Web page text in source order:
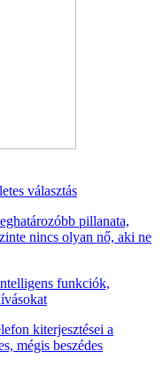
választás
pillanata,
nincs olyan nő, aki ne
funkciók,
kiterjesztései a
mégis beszédes